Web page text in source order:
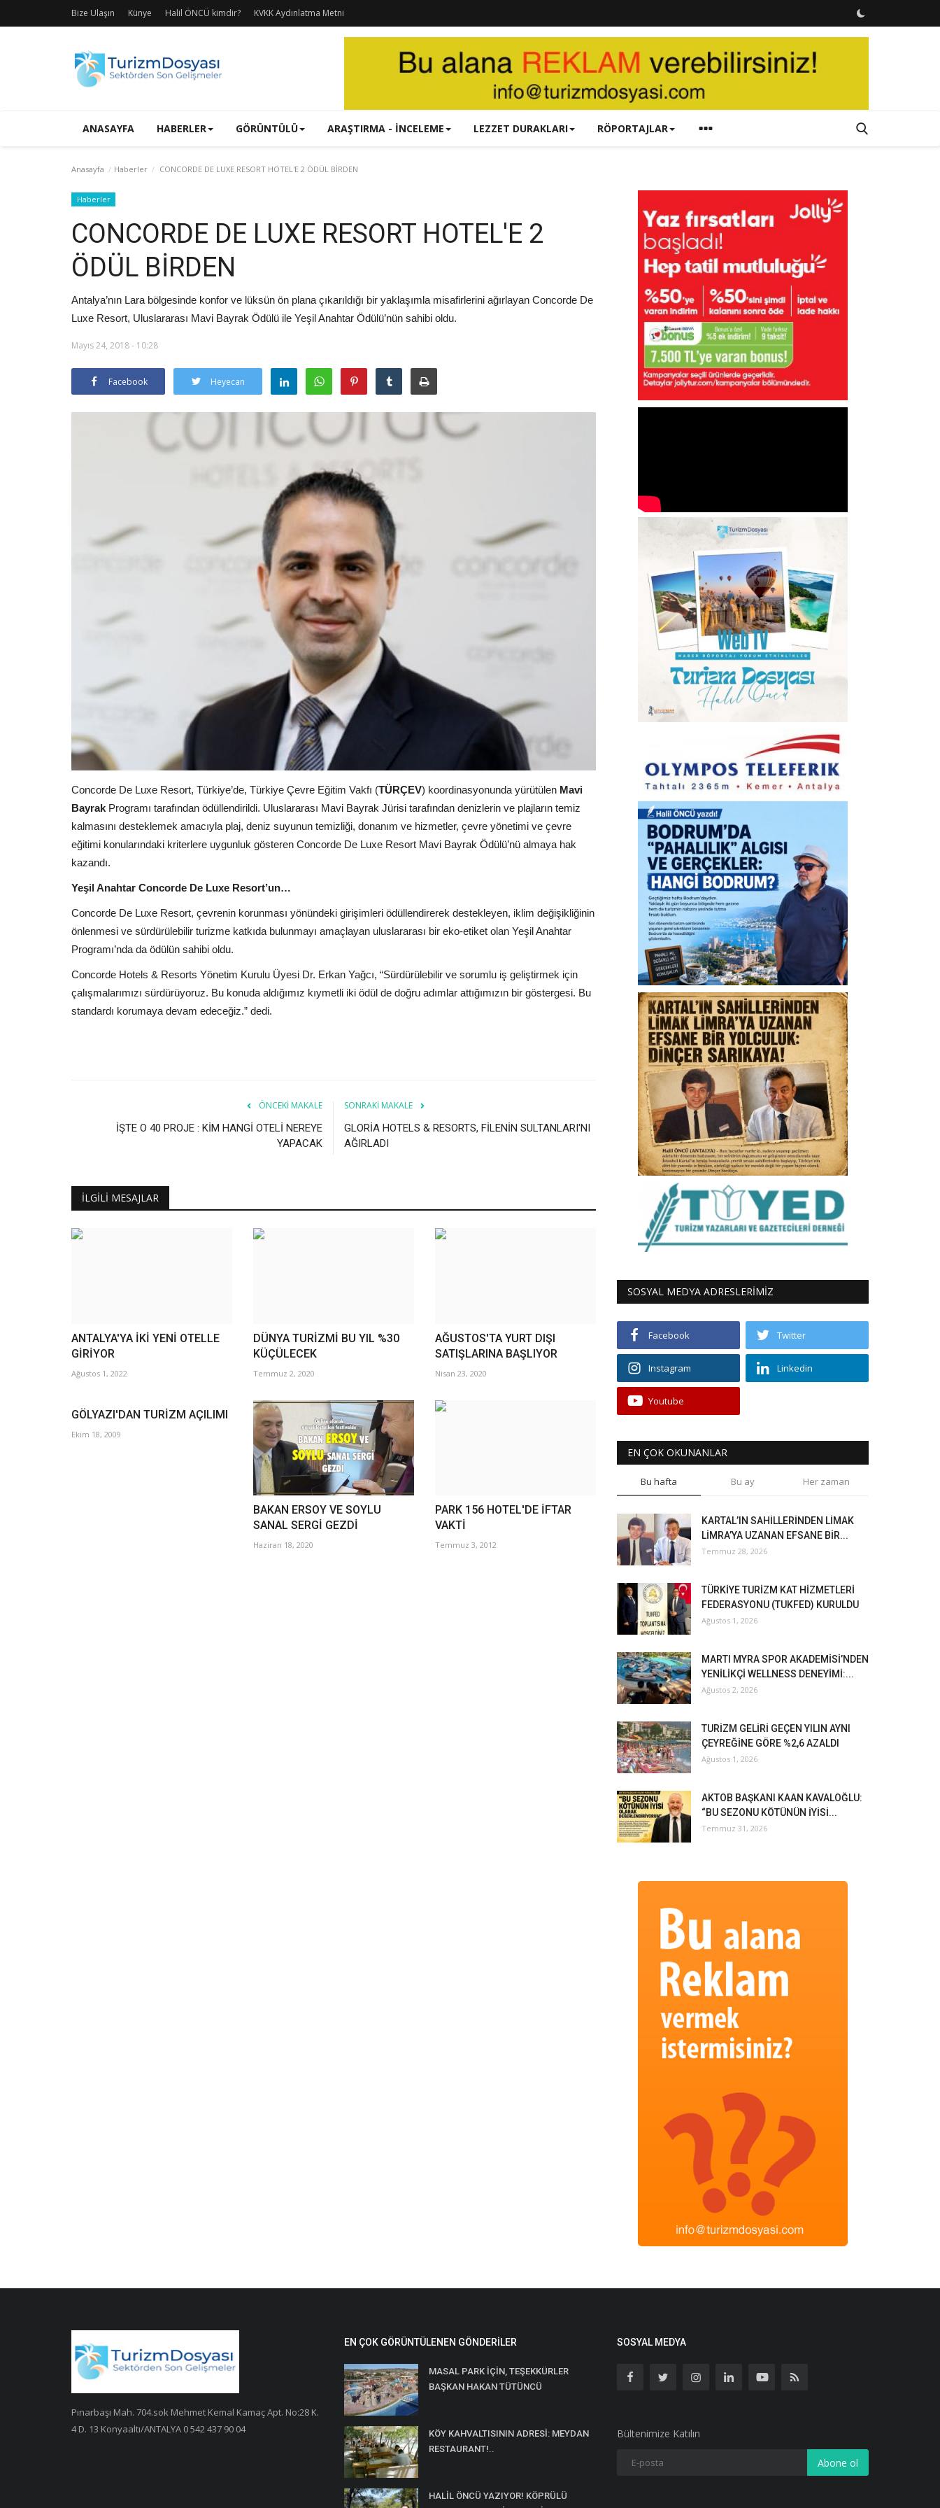
Bize Ulaşın Künye Halil ÖNCÜ kimdir? KVKK Aydınlatma Metni
ANASAYFA HABERLER GÖRÜNTÜLÜ ARAŞTIRMA - İNCELEME LEZZET DURAKLARI RÖPORTAJLAR
Anasayfa Haberler CONCORDE DE LUXE RESORT HOTEL'E 2 ÖDÜL BİRDEN
Haberler
CONCORDE DE LUXE RESORT HOTEL'E 2
ÖDÜL BİRDEN
Antalya’nın Lara bölgesinde konfor ve lüksün ön plana çıkarıldığı bir yaklaşımla misafirlerini ağırlayan Concorde De
Luxe Resort, Uluslararası Mavi Bayrak Ödülü ile Yeşil Anahtar Ödülü’nün sahibi oldu.
Mayıs 24, 2018 - 10:28
Facebook Heyecan
Concorde De Luxe Resort, Türkiye’de, Türkiye Çevre Eğitim Vakfı (TÜRÇEV) koordinasyonunda yürütülen Mavi
Bayrak Programı tarafından ödüllendirildi. Uluslararası Mavi Bayrak Jürisi tarafından denizlerin ve plajların temiz
kalmasını desteklemek amacıyla plaj, deniz suyunun temizliği, donanım ve hizmetler, çevre yönetimi ve çevre
eğitimi konularındaki kriterlere uygunluk gösteren Concorde De Luxe Resort Mavi Bayrak Ödülü’nü almaya hak
kazandı.
Yeşil Anahtar Concorde De Luxe Resort’un…
Concorde De Luxe Resort, çevrenin korunması yönündeki girişimleri ödüllendirerek destekleyen, iklim değişikliğinin
önlenmesi ve sürdürülebilir turizme katkıda bulunmayı amaçlayan uluslararası bir eko-etiket olan Yeşil Anahtar
Programı’nda da ödülün sahibi oldu.
Concorde Hotels & Resorts Yönetim Kurulu Üyesi Dr. Erkan Yağcı, “Sürdürülebilir ve sorumlu iş geliştirmek için
çalışmalarımızı sürdürüyoruz. Bu konuda aldığımız kıymetli iki ödül de doğru adımlar attığımızın bir göstergesi. Bu
standardı korumaya devam edeceğiz.” dedi.
ÖNCEKI MAKALE
İŞTE O 40 PROJE : KİM HANGİ OTELİ NEREYE
YAPACAK
SONRAKI MAKALE
GLORİA HOTELS & RESORTS, FİLENİN SULTANLARI'NI
AĞIRLADI
İLGILI MESAJLAR
ANTALYA'YA İKİ YENİ OTELLE
GİRİYOR
Ağustos 1, 2022
DÜNYA TURİZMİ BU YIL %30
KÜÇÜLECEK
Temmuz 2, 2020
AĞUSTOS'TA YURT DIŞI
SATIŞLARINA BAŞLIYOR
Nisan 23, 2020
GÖLYAZI'DAN TURİZM AÇILIMI
Ekim 18, 2009
BAKAN ERSOY VE SOYLU
SANAL SERGİ GEZDİ
Haziran 18, 2020
PARK 156 HOTEL'DE İFTAR
VAKTİ
Temmuz 3, 2012
SOSYAL MEDYA ADRESLERİMİZ
Facebook Twitter
Instagram Linkedin
Youtube
EN ÇOK OKUNANLAR
Bu hafta Bu ay Her zaman
KARTAL’IN SAHİLLERİNDEN LİMAK
LİMRA’YA UZANAN EFSANE BİR...
Temmuz 28, 2026
TÜRKİYE TURİZM KAT HİZMETLERİ
FEDERASYONU (TUKFED) KURULDU
Ağustos 1, 2026
MARTI MYRA SPOR AKADEMİSİ’NDEN
YENİLİKÇİ WELLNESS DENEYİMİ:...
Ağustos 2, 2026
TURİZM GELİRİ GEÇEN YILIN AYNI
ÇEYREĞİNE GÖRE %2,6 AZALDI
Ağustos 1, 2026
AKTOB BAŞKANI KAAN KAVALOĞLU:
“BU SEZONU KÖTÜNÜN İYİSİ...
Temmuz 31, 2026
Pınarbaşı Mah. 704.sok Mehmet Kemal Kamaç Apt. No:28 K.
4 D. 13 Konyaaltı/ANTALYA 0 542 437 90 04
EN ÇOK GÖRÜNTÜLENEN GÖNDERILER
MASAL PARK İÇİN, TEŞEKKÜRLER
BAŞKAN HAKAN TÜTÜNCÜ
KÖY KAHVALTISININ ADRESİ: MEYDAN
RESTAURANT!..
HALİL ÖNCÜ YAZIYOR! KÖPRÜLÜ
SOSYAL MEDYA
Bültenimize Katılın
Abone ol